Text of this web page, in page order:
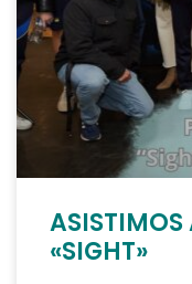
ASISTIMOS
«SIGHT»